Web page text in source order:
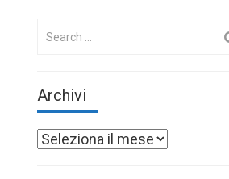
Archivi
Archivi